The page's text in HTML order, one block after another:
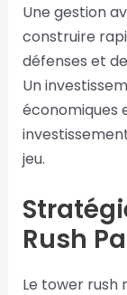
Une gestion
construire
défenses et
Un
économiques
jeu.
Rush
Le tower rush